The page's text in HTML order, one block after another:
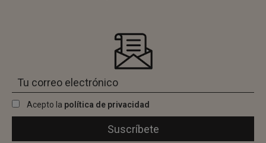
Acepto la política de privacidad